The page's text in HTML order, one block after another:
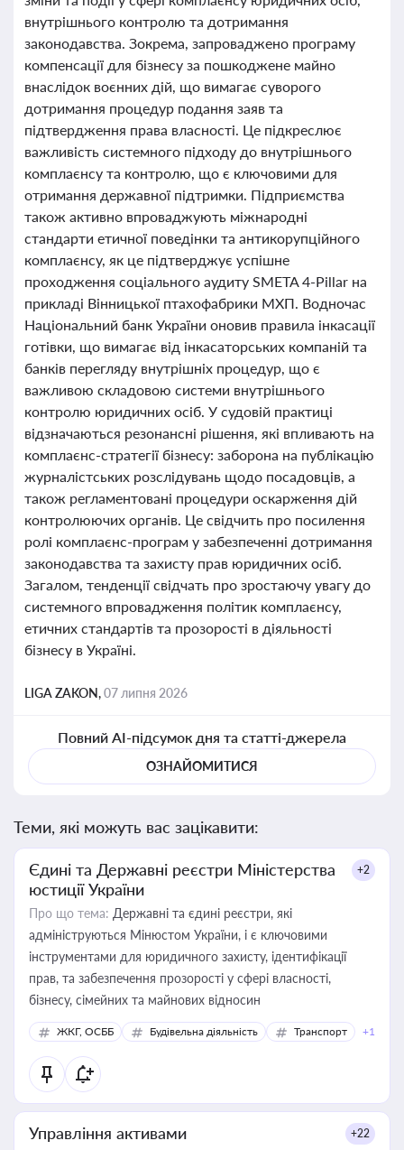
внутрішнього контролю та дотримання
законодавства. Зокрема, запроваджено програму
компенсації для бізнесу за пошкоджене майно
внаслідок воєнних дій, що вимагає суворого
дотримання процедур подання заяв та
підтвердження права власності. Це підкреслює
важливість системного підходу до внутрішнього
комплаєнсу та контролю, що є ключовими для
отримання державної підтримки. Підприємства
також активно впроваджують міжнародні
стандарти етичної поведінки та антикорупційного
комплаєнсу, як це підтверджує успішне
проходження соціального аудиту SMETA 4-Pillar на
прикладі Вінницької птахофабрики МХП. Водночас
Національний банк України оновив правила інкасації
готівки, що вимагає від інкасаторських компаній та
банків перегляду внутрішніх процедур, що є
важливою складовою системи внутрішнього
контролю юридичних осіб. У судовій практиці
відзначаються резонансні рішення, які впливають на
комплаєнс-стратегії бізнесу: заборона на публікацію
журналістських розслідувань щодо посадовців, а
також регламентовані процедури оскарження дій
контролюючих органів. Це свідчить про посилення
ролі комплаєнс-програм у забезпеченні дотримання
законодавства та захисту прав юридичних осіб.
Загалом, тенденції свідчать про зростаючу увагу до
системного впровадження політик комплаєнсу,
етичних стандартів та прозорості в діяльності
бізнесу в Україні.
LIGA ZAKON,07 липня 2026
Повний AI-підсумок дня та статті-джерела
ОЗНАЙОМИТИСЯ
Теми, які можуть вас зацікавити:
Єдині та Державні реєстри Міністерства
юстиції України
+2
Про що тема: Державні та єдині реєстри, які
адмініструються Мінюстом України, і є ключовими
інструментами для юридичного захисту, ідентифікації
прав, та забезпечення прозорості у сфері власності,
бізнесу, сімейних та майнових відносин
ЖКГ, ОСББ Будівельна діяльність Транспорт +1
Управління активами +22